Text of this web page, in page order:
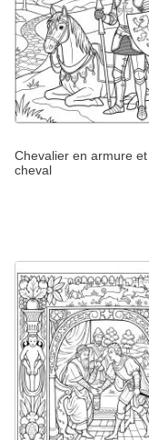
Chevalier en armure et
cheval